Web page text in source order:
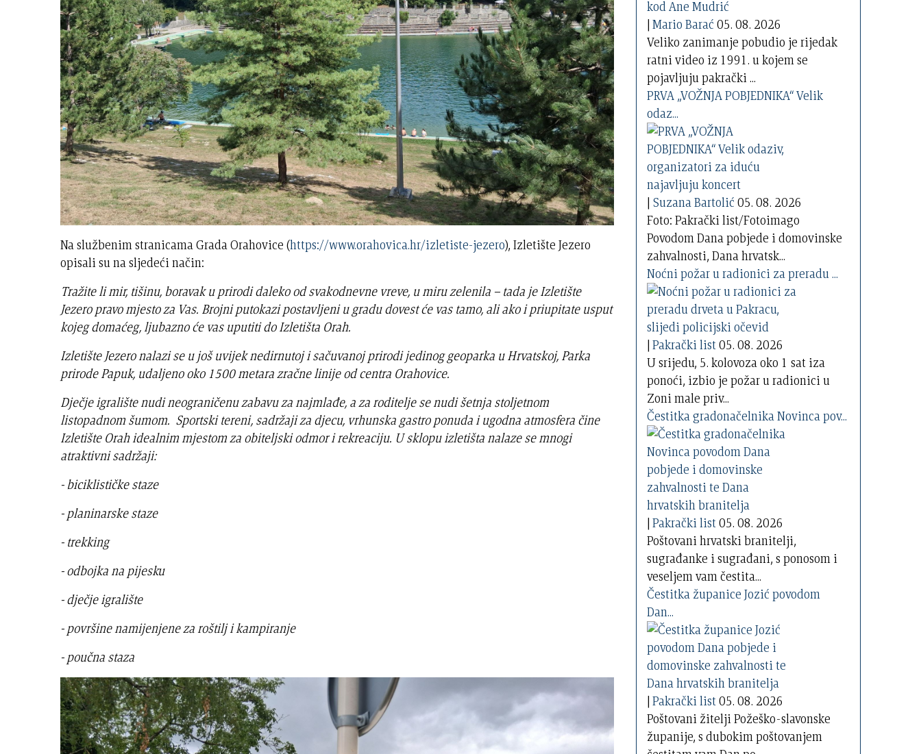
Na službenim stranicama Grada Orahovice (https://www.orahovica.hr/izletiste-jezero), Izletište Jezero
opisali su na sljedeći način:
Tražite li mir, tišinu, boravak u prirodi daleko od svakodnevne vreve, u miru zelenila – tada je Izletište
Jezero pravo mjesto za Vas. Brojni putokazi postavljeni u gradu dovest će vas tamo, ali ako i priupitate usput
kojeg domaćeg, ljubazno će vas uputiti do Izletišta Orah.
Izletište Jezero nalazi se u još uvijek nedirnutoj i sačuvanoj prirodi jedinog geoparka u Hrvatskoj, Parka
prirode Papuk, udaljeno oko 1500 metara zračne linije od centra Orahovice.
Dječje igralište nudi neograničenu zabavu za najmlađe, a za roditelje se nudi šetnja stoljetnom
listopadnom šumom. Sportski tereni, sadržaji za djecu, vrhunska gastro ponuda i ugodna atmosfera čine
Izletište Orah idealnim mjestom za obiteljski odmor i rekreaciju. U sklopu izletišta nalaze se mnogi
atraktivni sadržaji:
- biciklističke staze
- planinarske staze
- trekking
- odbojka na pijesku
- dječje igralište
- površine namijenjene za roštilj i kampiranje
- poučna staza
|Mario Barać 05. 08. 2026
Veliko zanimanje pobudio je rijedak
ratni video iz 1991. u kojem se
pojavljuju pakrački ...
PRVA „VOŽNJA POBJEDNIKA“ Velik
odaz...
| Suzana Bartolić 05. 08. 2026
Foto: Pakrački list/Fotoimago
Povodom Dana pobjede i domovinske
zahvalnosti, Dana hrvatsk...
Noćni požar u radionici za preradu ...
|Pakrački list05. 08. 2026
U srijedu, 5. kolovoza oko 1 sat iza
ponoći, izbio je požar u radionici u
Zoni male priv...
Čestitka gradonačelnika Novinca pov...
|Pakrački list05. 08. 2026
Poštovani hrvatski branitelji,
sugrađanke i sugrađani, s ponosom i
veseljem vam čestita...
Čestitka županice Jozić povodom
Dan...
|Pakrački list05. 08. 2026
Poštovani žitelji Požeško-slavonske
županije, s dubokim poštovanjem